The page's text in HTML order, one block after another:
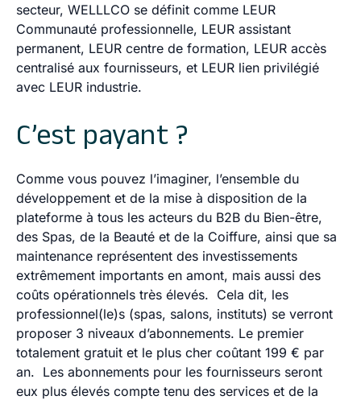
secteur, WELLLCO se définit comme LEUR
Communauté professionnelle, LEUR assistant
permanent, LEUR centre de formation, LEUR accès
centralisé aux fournisseurs, et LEUR lien privilégié
avec LEUR industrie.
C’est payant ?
Comme vous pouvez l’imaginer, l’ensemble du
développement et de la mise à disposition de la
plateforme à tous les acteurs du B2B du Bien-être,
des Spas, de la Beauté et de la Coiffure, ainsi que sa
maintenance représentent des investissements
extrêmement importants en amont, mais aussi des
coûts opérationnels très élevés. Cela dit, les
professionnel(le)s (spas, salons, instituts) se verront
proposer 3 niveaux d’abonnements. Le premier
totalement gratuit et le plus cher coûtant 199 € par
an. Les abonnements pour les fournisseurs seront
eux plus élevés compte tenu des services et de la